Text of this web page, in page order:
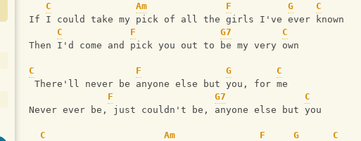
C Am F G
C
If I could take my pick of all the girls I've ever known
C
F G7
C
Then I'd come and pick you out to be my very own
C F G
C
There'll never be anyone else but you, for me
F
G7
C
Never ever be, just couldn't be, anyone else but you
C Am F G
C